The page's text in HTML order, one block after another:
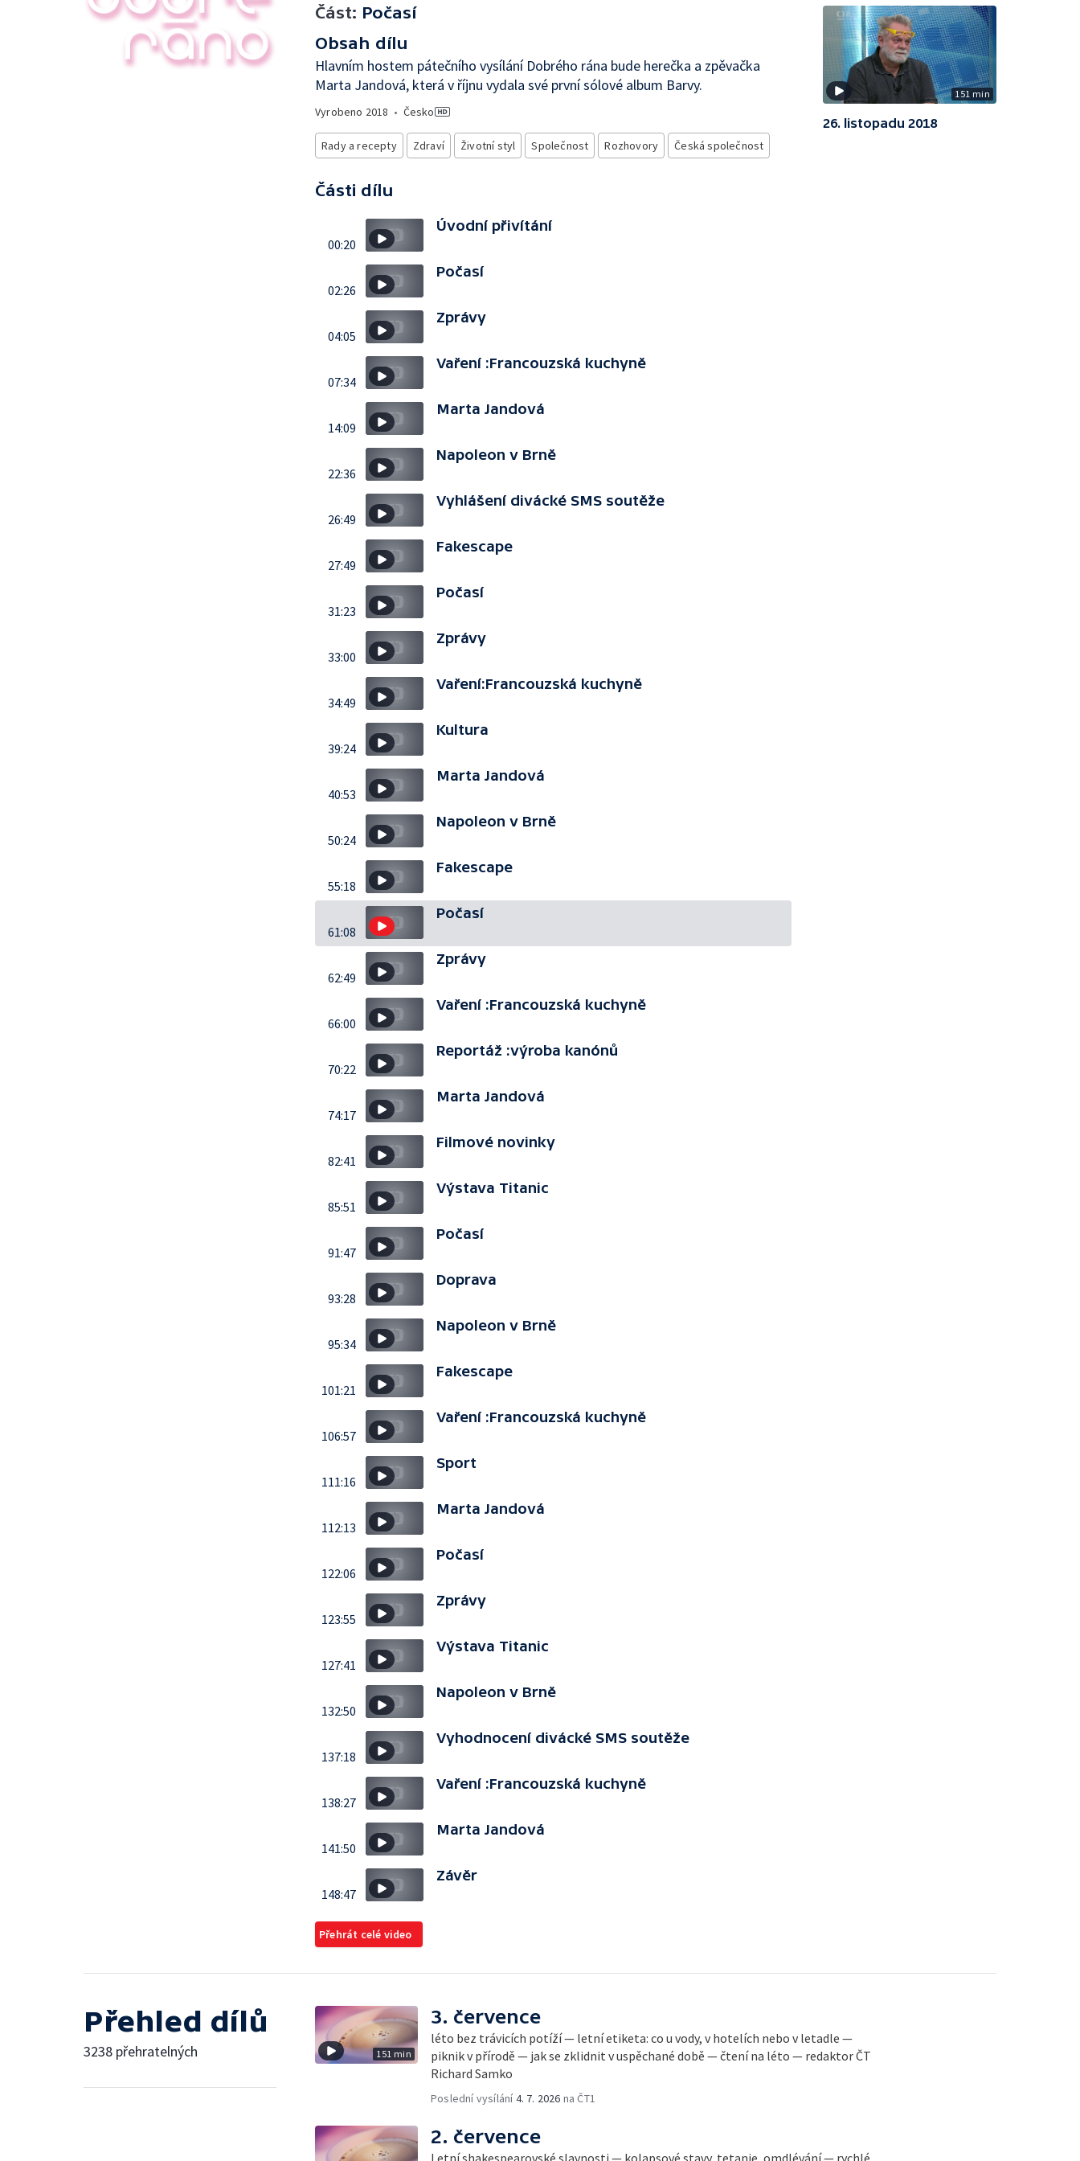
Část: Počasí
Obsah dílu
Hlavním hostem pátečního vysílání Dobrého rána bude herečka a zpěvačka
Marta Jandová, která v říjnu vydala své první sólové album Barvy.
Vyrobeno 2018 • Česko
Rady a recepty Zdraví Životní styl Společnost Rozhovory Česká společnost
Části dílu
00:20
Úvodní přivítání
02:26
Počasí
04:05
Zprávy
07:34
Vaření :Francouzská kuchyně
14:09
Marta Jandová
22:36
Napoleon v Brně
26:49
Vyhlášení divácké SMS soutěže
27:49
Fakescape
31:23
Počasí
33:00
Zprávy
34:49
Vaření:Francouzská kuchyně
39:24
Kultura
40:53
Marta Jandová
50:24
Napoleon v Brně
55:18
Fakescape
61:08
Počasí
62:49
Zprávy
66:00
Vaření :Francouzská kuchyně
70:22
Reportáž :výroba kanónů
74:17
Marta Jandová
82:41
Filmové novinky
85:51
Výstava Titanic
91:47
Počasí
93:28
Doprava
95:34
Napoleon v Brně
101:21
Fakescape
106:57
Vaření :Francouzská kuchyně
111:16
Sport
112:13
Marta Jandová
122:06
Počasí
123:55
Zprávy
127:41
Výstava Titanic
132:50
Napoleon v Brně
137:18
Vyhodnocení divácké SMS soutěže
138:27
Vaření :Francouzská kuchyně
141:50
Marta Jandová
148:47
Závěr
Přehrát celé video
151 min
26. listopadu 2018
Přehled dílů
3238 přehratelných 151 min
3. července
léto bez trávicích potíží — letní etiketa: co u vody, v hotelích nebo v letadle —
piknik v přírodě — jak se zklidnit v uspěchané době — čtení na léto — redaktor ČT
Richard Samko
Poslední vysílání4. 7. 2026 na ČT1
2. července
Letní shakespearovské slavnosti — kolapsové stavy, tetanie, omdlévání — rychlé